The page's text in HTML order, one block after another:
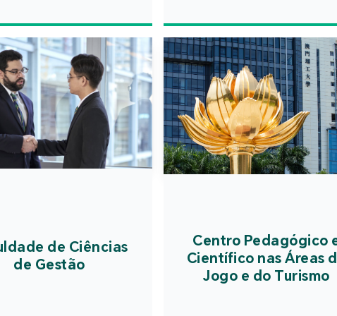
grandes
todos os
perigos
a
de
preparando
campuspara
ano lectivo.
de Ciências
de Gestão
Centro Pedagógico
Científico nas Áreas
Jogo e do Turismo